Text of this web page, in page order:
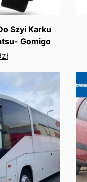
Szyi Karku
Gomigo
zł